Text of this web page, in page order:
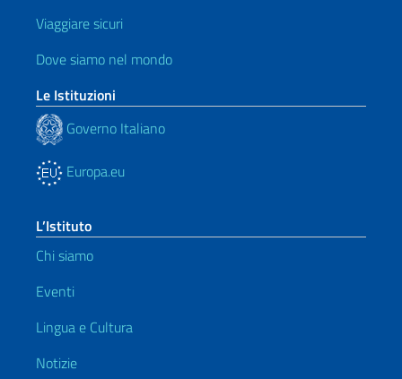
Viaggiare sicuri
Dove siamo nel mondo
Le Istituzioni
Governo Italiano
Europa.eu
L’Istituto
Chi siamo
Eventi
Lingua e Cultura
Notizie